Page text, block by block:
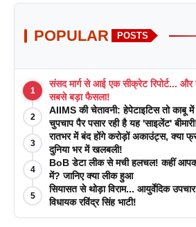
POPULAR POSTS
1
संसद मार्ग से आई एक सीक्रेट रिपोर्ट... और
सबसे बड़ा फैसला!
2
AIIMS की चेतावनी: हेपेटाइटिस तो काबू
चुपचाप पैर पसार रही है यह 'साइलेंट'
3
रातभर में बंद होंगे करोड़ों अकाउंट्स, क्या
दुनिया भर में खलबली!
4
BoB डेटा लीक से मची हलचल! कहीं
में? जानिए क्या लीक हुआ
5
सियासत से थोड़ा विराम... आयुर्वेदिक
विधायक रविंद्र सिंह भाटी!